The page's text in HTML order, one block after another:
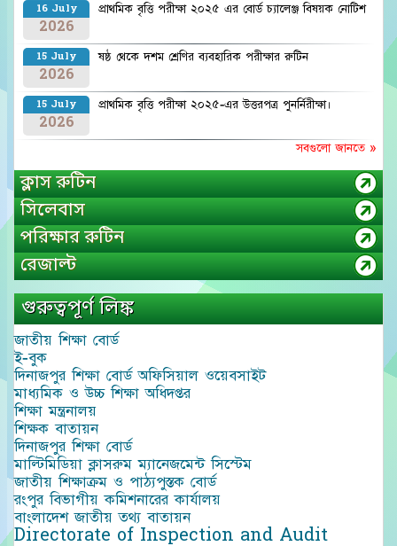
16 July
2026
প্রাথমিক বৃত্তি পরীক্ষা ২০২৫ এর বোর্ড চ্যালেঞ্জ বিষয়ক নোটিশ
15 July
2026
ষষ্ঠ থেকে দশম শ্রেণির ব্যবহারিক পরীক্ষার রুটিন
15 July
2026
প্রাথমিক বৃত্তি পরীক্ষা ২০২৫-এর উত্তরপত্র পুনর্নিরীক্ষা।
সবগুলো জানতে »
ক্লাস রুটিন
সিলেবাস
পরিক্ষার রুটিন
রেজাল্ট
গুরুত্বপূর্ণ লিঙ্ক
জাতীয় শিক্ষা বোর্ড
ই-বুক
দিনাজপুর শিক্ষা বোর্ড অফিসিয়াল ওয়েবসাইট
মাধ্যমিক ও উচ্চ শিক্ষা অধিদপ্তর
শিক্ষা মন্ত্রনালয়
শিক্ষক বাতায়ন
দিনাজপুর শিক্ষা বোর্ড
মাল্টিমিডিয়া ক্লাসরুম ম্যানেজমেন্ট সিস্টেম
জাতীয় শিক্ষাক্রম ও পাঠ্যপুস্তক বোর্ড
রংপুর বিভাগীয় কমিশনারের কার্যালয়
বাংলাদেশ জাতীয় তথ্য বাতায়ন
Directorate of Inspection and Audit